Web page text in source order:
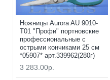
Ножницы Aurora AU 9010-
T01 "Профи" портновские
профессиональные с
острыми кончиками 25 см
*05907* арт.339962(280г)
3 283.00р.